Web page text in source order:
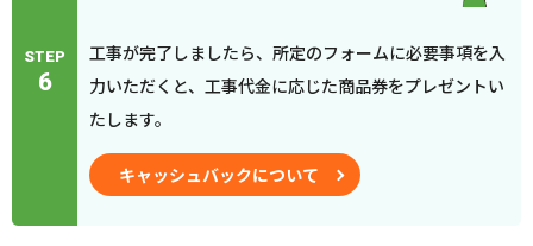
STEP
6
工事が完了しましたら、所定のフォームに必要事項を入
力いただくと、工事代金に応じた商品券をプレゼントい
たします。
キャッシュバックについて